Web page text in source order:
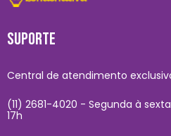
SUPORTE
Central de atendimento
(11) 2681-4020 - Segunda à
17h